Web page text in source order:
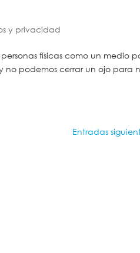
y privacidad
físicas como un medio
no podemos cerrar un ojo para
Entradas